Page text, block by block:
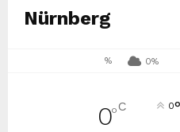
Nürnberg
% 0%
0°C 0°